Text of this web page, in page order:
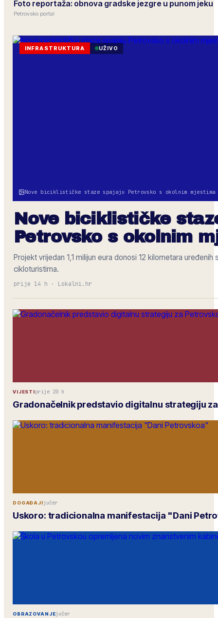
Foto reportaža: obnova gradske jezgre u punom jeku
Petrovsko portal
Nove biciklističke staze spajaju Petrovsko s okolnim mjestima
INFRASTRUKTURA UŽIVO
Nove biciklističke
Petrovsko s okolnim
Projekt vrijedan 1,1 milijun eura donosi 12 kilometara
cikloturistima.
prije 14 h · Lokalni.hr
VIJESTIprije 20 h
Gradonačelnik predstavio digitalnu strategiju
DOGAĐAJIjučer
Uskoro: tradicionalna manifestacija "Dani
OBRAZOVANJEjučer